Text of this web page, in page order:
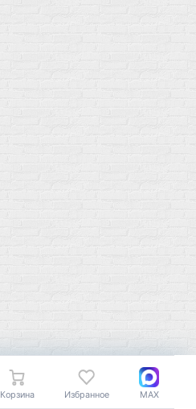
Корзина Избранное MAX